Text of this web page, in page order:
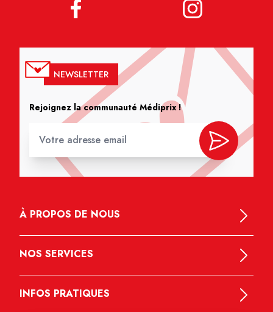
NEWSLETTER
Rejoignez la communauté Médiprix !
À PROPOS DE NOUS
NOS SERVICES
INFOS PRATIQUES